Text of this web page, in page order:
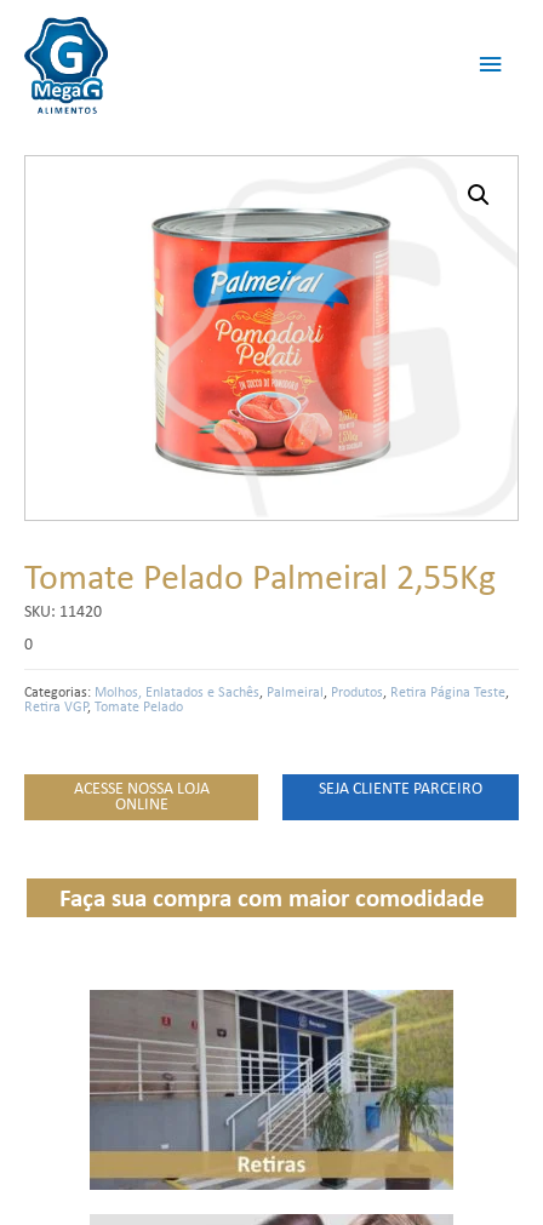
Tomate Pelado Palmeiral 2,55Kg
SKU: 11420
0
Categorias: Molhos, Enlatados e Sachês, Palmeiral, Produtos, Retira Página Teste,
Retira VGP, Tomate Pelado
ACESSE NOSSA LOJA
ONLINE
SEJA CLIENTE PARCEIRO
Faça sua compra com maior comodidade